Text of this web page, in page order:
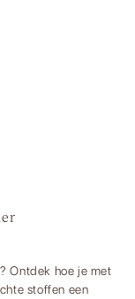
Ontdek hoe je met
stoffen een